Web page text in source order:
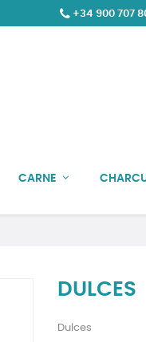
+34 900 707
CARNE
DULCES
Dulces